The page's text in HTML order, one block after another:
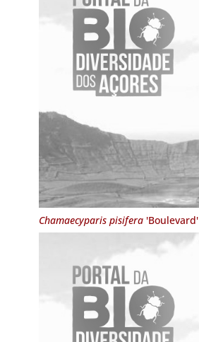
Chamaecyparis pisifera'Boulevard'